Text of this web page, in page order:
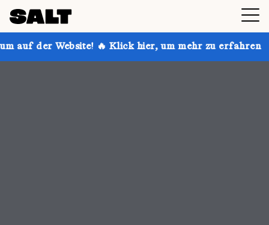
🔥 Klick hier, um mehr zu erfahren Hol dir bis zu